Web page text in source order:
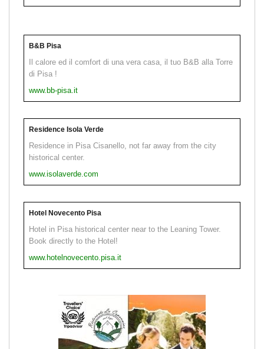
B&B Pisa
Il calore ed il comfort di una vera casa, il tuo B&B alla Torre
di Pisa !
www.bb-pisa.it
Residence Isola Verde
Residence in Pisa Cisanello, not far away from the city
historical center.
www.isolaverde.com
Hotel Novecento Pisa
Hotel in Pisa historical center near to the Leaning Tower.
Book directly to the Hotel!
www.hotelnovecento.pisa.it